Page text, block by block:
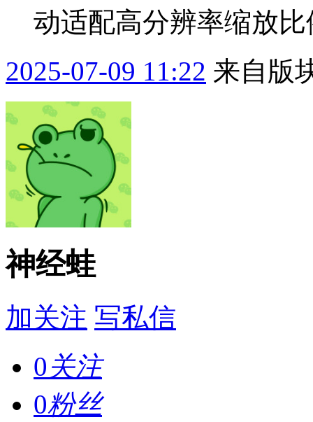
动适配高分辨率缩放
2025-07-09 11:22 来自版
神经蛙
加关注 写私信
0关注
0粉丝